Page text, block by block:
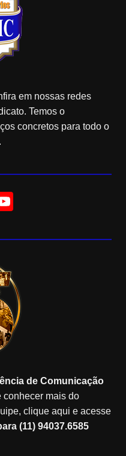
em nossas redes
Temos o
concretos para todo o
u
u
b
e
C
a
n
n
el
de Comunicação
conhecer mais do
clique aqui e acesse
(11) 94037.6585